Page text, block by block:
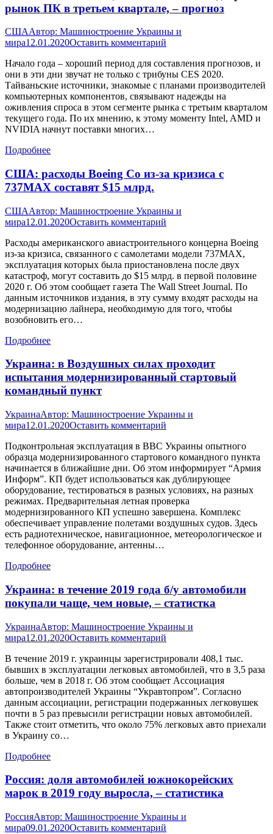
рынок ПК в третьем квартале, – прогноз
СШААвтор: Машиностроение Украины и
мира12.01.2020Оставить комментарий
Начало года – хороший период для составления прогнозов, и
они в эти дни звучат не только с трибуны CES 2020.
Тайваньские источники, знакомые с планами производителей
компьютерных компонентов, связывают надежды на
оживления спроса в этом сегменте рынка с третьим кварталом
текущего года. По их мнению, к этому моменту Intel, AMD и
NVIDIA начнут поставки многих…
Подробнее
США: расходы Boeing Со из-за кризиса с
737MAX составят $15 млрд.
СШААвтор: Машиностроение Украины и
мира12.01.2020Оставить комментарий
Расходы американского авиастроительного концерна Boeing
из-за кризиса, связанного с самолетами модели 737MAX,
эксплуатация которых была приостановлена после двух
катастроф, могут составить до $15 млрд. в первой половине
2020 г. Об этом сообщает газета The Wall Street Journal. По
данным источников издания, в эту сумму входят расходы на
модернизацию лайнера, необходимую для того, чтобы
возобновить его…
Подробнее
Украина: в Воздушных силах проходит
испытания модернизированный стартовый
командный пункт
УкраинаАвтор: Машиностроение Украины и
мира12.01.2020Оставить комментарий
Подконтрольная эксплуатация в ВВС Украины опытного
образца модернизированного стартового командного пункта
начинается в ближайшие дни. Об этом информирует “Армия
Информ”. КП будет использоваться как дублирующее
оборудование, тестироваться в разных условиях, на разных
режимах. Предварительная летная проверка
модернизированного КП успешно завершена. Комплекс
обеспечивает управление полетами воздушных судов. Здесь
есть радиотехническое, навигационное, метеорологическое и
телефонное оборудование, антенны…
Подробнее
Украина: в течение 2019 года б/у автомобили
покупали чаще, чем новые, – статистка
УкраинаАвтор: Машиностроение Украины и
мира12.01.2020Оставить комментарий
В течение 2019 г. украинцы зарегистрировали 408,1 тыс.
бывших в эксплуатации легковых автомобилей, что в 3,5 раза
больше, чем в 2018 г. Об этом сообщает Ассоциация
автопроизводителей Украины “Укравтопром”. Согласно
данным ассоциации, регистрации подержанных легковушек
почти в 5 раз превысили регистрации новых автомобилей.
Также стоит отметить, что около 75% легковых авто приехали
в Украину со…
Подробнее
Россия: доля автомобилей южнокорейских
марок в 2019 году выросла, – статистика
РоссияАвтор: Машиностроение Украины и
мира09.01.2020Оставить комментарий